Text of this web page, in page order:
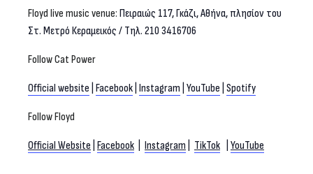
Floyd live music venue: Πειραιώς 117, Γκάζι, Αθήνα, πλησίον του
Στ. Μετρό Κεραμεικός / Τηλ. 210 3416706
Follow Cat Power
Official website Facebook Instagram YouTube Spotify
FollowFloyd
Official Website Facebook Instagram TikTok YouTube